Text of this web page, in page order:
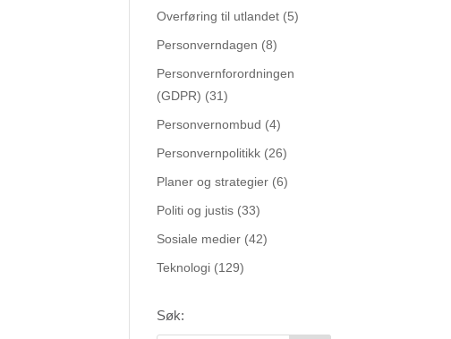
Overføring til utlandet (5)
Personverndagen (8)
Personvernforordningen
(GDPR) (31)
Personvernombud (4)
Personvernpolitikk (26)
Planer og strategier (6)
Politi og justis (33)
Sosiale medier (42)
Teknologi (129)
Søk: